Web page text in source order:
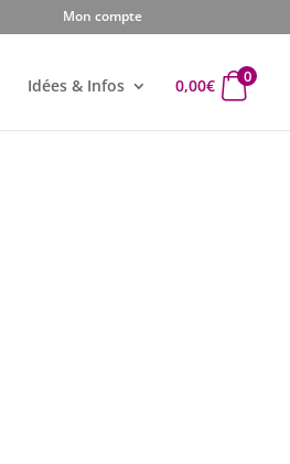
Mon compte
Idées & Infos 0,00€ 0